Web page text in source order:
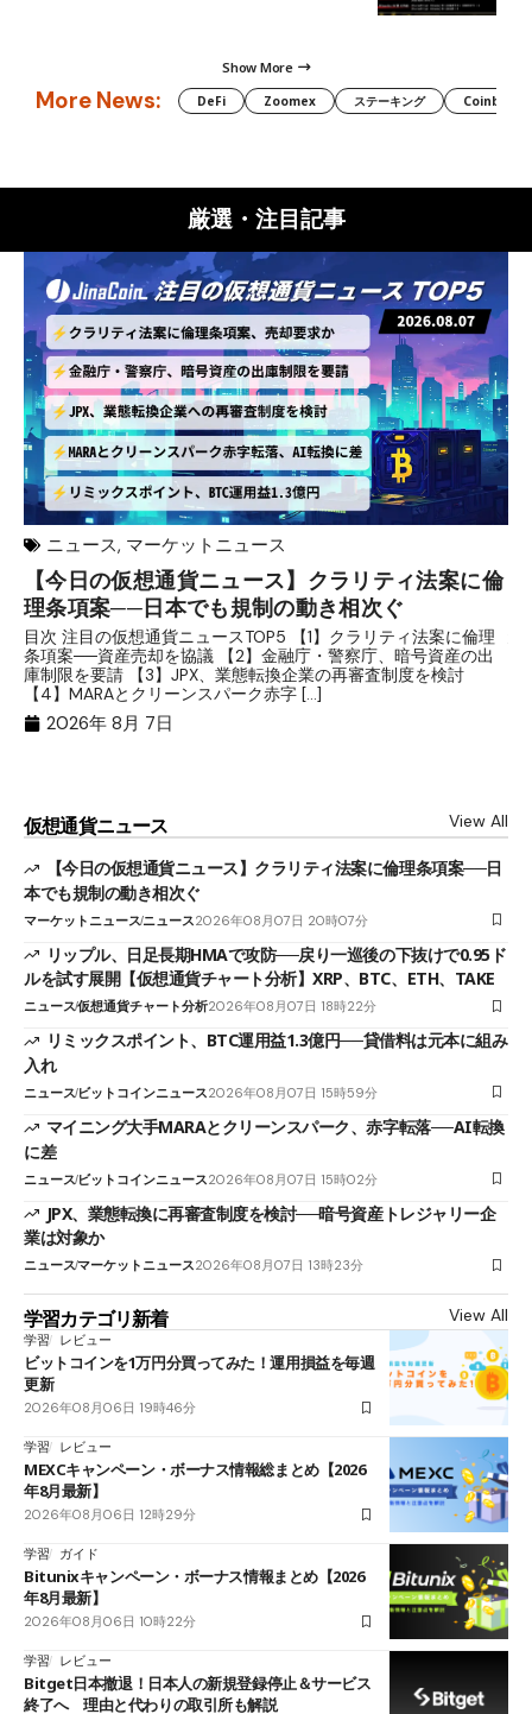
Show More
More News: DeFi Zoomex ステーキング Coinbase
厳選・注目記事
ニュース, マーケットニュース
【今日の仮想通貨ニュース】クラリティ法案に倫
理条項案──日本でも規制の動き相次ぐ
目次 注目の仮想通貨ニュースTOP5 【1】クラリティ法案に倫理
条項案──資産売却を協議 【2】金融庁・警察庁、暗号資産の出
庫制限を要請 【3】JPX、業態転換企業の再審査制度を検討
【4】MARAとクリーンスパーク赤字 […]
2026年 8月 7日
仮想通貨ニュース View All
【今日の仮想通貨ニュース】クラリティ法案に倫理条項案──日
本でも規制の動き相次ぐ
マーケットニュースニュース2026年08月07日 20時07分
リップル、日足長期HMAで攻防──戻り一巡後の下抜けで0.95ド
ルを試す展開【仮想通貨チャート分析】XRP、BTC、ETH、TAKE
ニュース仮想通貨チャート分析2026年08月07日 18時22分
リミックスポイント、BTC運用益1.3億円──貸借料は元本に組み
入れ
ニュースビットコインニュース2026年08月07日 15時59分
マイニング大手MARAとクリーンスパーク、赤字転落──AI転換
に差
ニュースビットコインニュース2026年08月07日 15時02分
JPX、業態転換に再審査制度を検討──暗号資産トレジャリー企
業は対象か
ニュースマーケットニュース2026年08月07日 13時23分
学習カテゴリ新着 View All
学習 レビュー
ビットコインを1万円分買ってみた！運用損益を毎週
更新
2026年08月06日 19時46分
学習 レビュー
MEXCキャンペーン・ボーナス情報総まとめ【2026
年8月最新】
2026年08月06日 12時29分
学習 ガイド
Bitunixキャンペーン・ボーナス情報まとめ【2026
年8月最新】
2026年08月06日 10時22分
学習 レビュー
Bitget日本撤退！日本人の新規登録停止＆サービス
終了へ 理由と代わりの取引所も解説